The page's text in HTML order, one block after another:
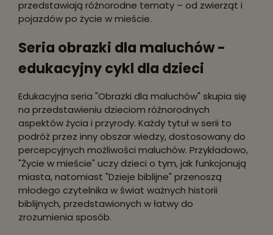
przedstawiają różnorodne tematy – od zwierząt i
pojazdów po życie w mieście.
Seria obrazki dla maluchów -
edukacyjny cykl dla dzieci
Edukacyjna seria "Obrazki dla maluchów" skupia się
na przedstawieniu dzieciom różnorodnych
aspektów życia i przyrody. Każdy tytuł w serii to
podróż przez inny obszar wiedzy, dostosowany do
percepcyjnych możliwości maluchów. Przykładowo,
"Życie w mieście" uczy dzieci o tym, jak funkcjonują
miasta, natomiast "Dzieje biblijne" przenoszą
młodego czytelnika w świat ważnych historii
biblijnych, przedstawionych w łatwy do
zrozumienia sposób.